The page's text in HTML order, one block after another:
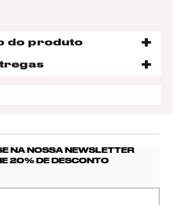
do produto
NA NOSSA NEWSLETTER
20% DE DESCONTO